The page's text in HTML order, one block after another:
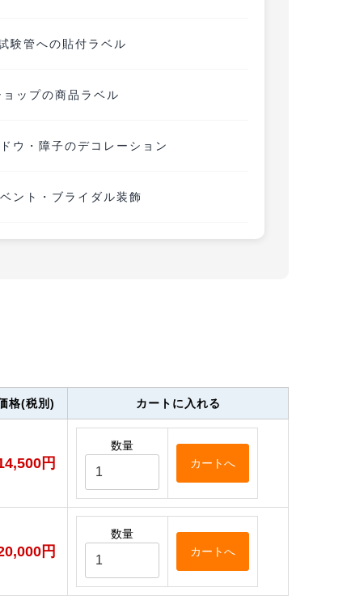
験管への貼付ラベル
ョップの商品ラベル
ウ・障子のデコレーション
ント・ブライダル装飾
格(税別) カートに入れる
円
数量
円
数量